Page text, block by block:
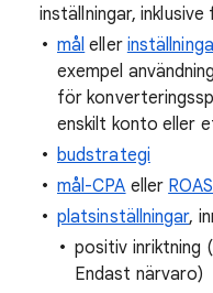
inställningar, inklusive
mål eller
exempel
för
enskilt konto eller
budstrategi
mål-CPA eller
platsinställningar,
positiv inriktning
Endast närvaro)